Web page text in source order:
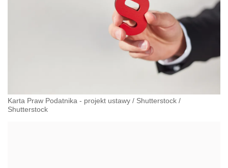
Karta Praw Podatnika - projekt ustawy / Shutterstock /
Shutterstock